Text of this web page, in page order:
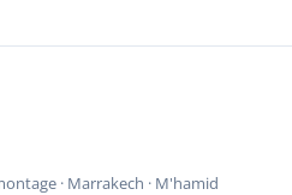
· Marrakech · M'hamid